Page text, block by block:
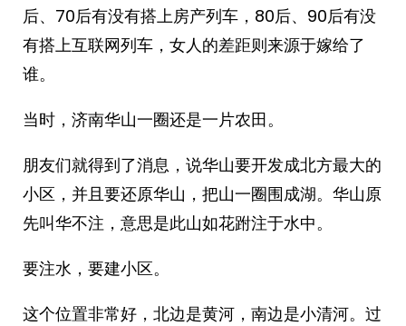
后、70后有没有搭上房产列车，80后、90后有没
有搭上互联网列车，女人的差距则来源于嫁给了
谁。
当时，济南华山一圈还是一片农田。
朋友们就得到了消息，说华山要开发成北方最大的
小区，并且要还原华山，把山一圈围成湖。华山原
先叫华不注，意思是此山如花跗注于水中。
要注水，要建小区。
这个位置非常好，北边是黄河，南边是小清河。过